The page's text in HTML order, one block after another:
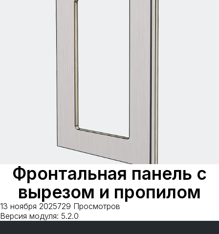
Фронтальная панель с
вырезом и пропилом
13 ноября 2025729 Просмотров
Версия модуля: 5.2.0